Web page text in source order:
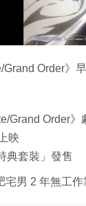
Order》
Grand Order》
映
典套裝」發售
宅男 2 年無工